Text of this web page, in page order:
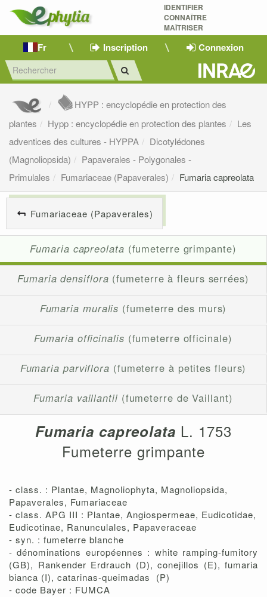
IDENTIFIER
CONNAÎTRE
MAÎTRISER
Fr Inscription Connexion
HYPP : encyclopédie en protection des
plantes
Hypp : encyclopédie en protection des plantes
Les
adventices des cultures - HYPPA
Dicotylédones
(Magnoliopsida)
Papaverales - Polygonales -
Primulales
Fumariaceae (Papaverales) Fumaria capreolata
Fumariaceae (Papaverales)
Fumaria capreolata (fumeterre grimpante)
Fumaria densiflora (fumeterre à fleurs serrées)
Fumaria muralis (fumeterre des murs)
Fumaria officinalis (fumeterre officinale)
Fumaria parviflora (fumeterre à petites fleurs)
Fumaria vaillantii(fumeterre de Vaillant)
Fumaria capreolata L. 1753
Fumeterre grimpante
- class. : Plantae, Magnoliophyta, Magnoliopsida,
Papaverales, Fumariaceae
- class. APG III : Plantae, Angiospermeae, Eudicotidae,
Eudicotinae, Ranunculales, Papaveraceae
- syn. : fumeterre blanche
- dénominations européennes : white ramping-fumitory
(GB), Rankender Erdrauch (D), conejillos (E), fumaria
bianca (I), catarinas-queimadas (P)
- code Bayer : FUMCA